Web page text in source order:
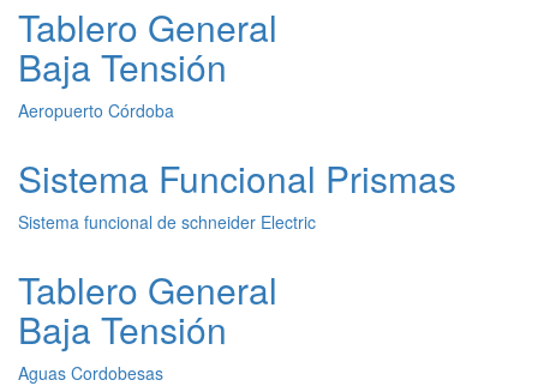
Tablero General
Baja Tensión
Aeropuerto Córdoba
Sistema Funcional Prismas
Sistema funcional de schneider Electric
Tablero General
Baja Tensión
Aguas Cordobesas